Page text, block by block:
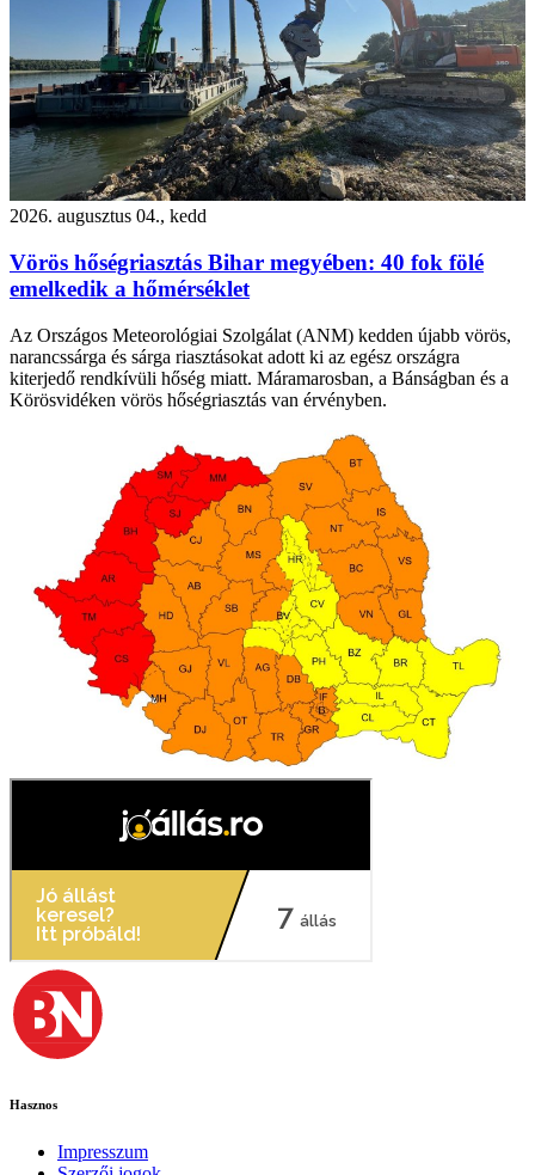
2026. augusztus 04., kedd
Vörös hőségriasztás Bihar megyében: 40 fok fölé
emelkedik a hőmérséklet
Az Országos Meteorológiai Szolgálat (ANM) kedden újabb vörös,
narancssárga és sárga riasztásokat adott ki az egész országra
kiterjedő rendkívüli hőség miatt. Máramarosban, a Bánságban és a
Körösvidéken vörös hőségriasztás van érvényben.
Hasznos
Impresszum